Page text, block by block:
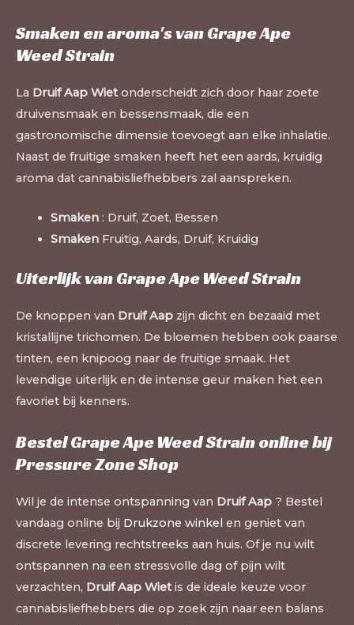
Smaken en aroma's van Grape Ape
Weed Strain
La Druif Aap Wietonderscheidt zich door haar zoete
druivensmaak en bessensmaak, die een
gastronomische dimensie toevoegt aan elke inhalatie.
Naast de fruitige smaken heeft het een aards, kruidig
aroma dat cannabisliefhebbers zal aanspreken.
Smaken: Druif, Zoet, Bessen
SmakenFruitig, Aards, Druif, Kruidig
Uiterlijk van Grape Ape Weed Strain
De knoppen van Druif Aap zijn dicht en bezaaid met
kristallijne trichomen. De bloemen hebben ook paarse
tinten, een knipoog naar de fruitige smaak. Het
levendige uiterlijk en de intense geur maken het een
favoriet bij kenners.
Bestel Grape Ape Weed Strain online bij
Pressure Zone Shop
Wil je de intense ontspanning van Druif Aap ? Bestel
vandaag online bij Drukzone winkel en geniet van
discrete levering rechtstreeks aan huis. Of je nu wilt
ontspannen na een stressvolle dag of pijn wilt
verzachten, Druif Aap Wietis de ideale keuze voor
cannabisliefhebbers die op zoek zijn naar een balans